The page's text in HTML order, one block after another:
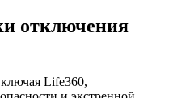
отключения
Life360,